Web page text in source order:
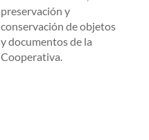
preservación y
conservación de objetos
y documentos de la
Cooperativa.